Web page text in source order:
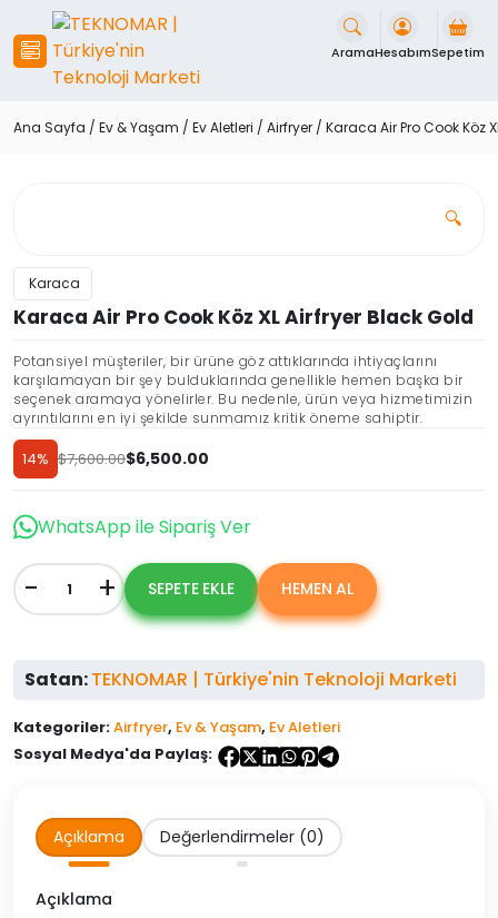
Geç
AramaHesabımSepetim
Ana Sayfa / Ev & Yaşam / Ev Aletleri / Airfryer / Karaca Air Pro Cook Köz
🔍
Karaca
Karaca Air Pro Cook Köz XL Airfryer Black Gold
Potansiyel müşteriler, bir ürüne göz attıklarında ihtiyaçlarını
karşılamayan bir şey bulduklarında genellikle hemen başka bir
seçenek aramaya yönelirler. Bu nedenle, ürün veya hizmetimizin
ayrıntılarını en iyi şekilde sunmamız kritik öneme sahiptir.
$7,600.00
Orijinal
$7,600.00.
$6,500.00
Şu
fiyat:
14%
WhatsApp ile Sipariş Ver
Karaca
Air
Köz
Airfryer
Black
Gold
+
- SEPETE EKLE HEMEN AL
Satan:TEKNOMAR | Türkiye'nin Teknoloji Marketi
Kategoriler:Airfryer, Ev & Yaşam, Ev Aletleri
Sosyal Medya'da Paylaş:
Açıklama Değerlendirmeler (0)
Açıklama